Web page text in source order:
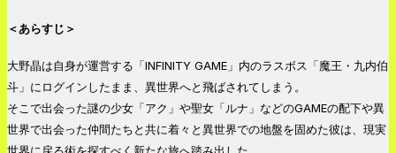
＜あらすじ＞
大野晶は自身が運営する「INFINITY GAME」内のラスボス「魔王・九内伯
斗」にログインしたまま、異世界へと飛ばされてしまう。
そこで出会った謎の少女「アク」や聖女「ルナ」などのGAMEの配下や異
世界で出会った仲間たちと共に着々と異世界での地盤を固めた彼は、現実